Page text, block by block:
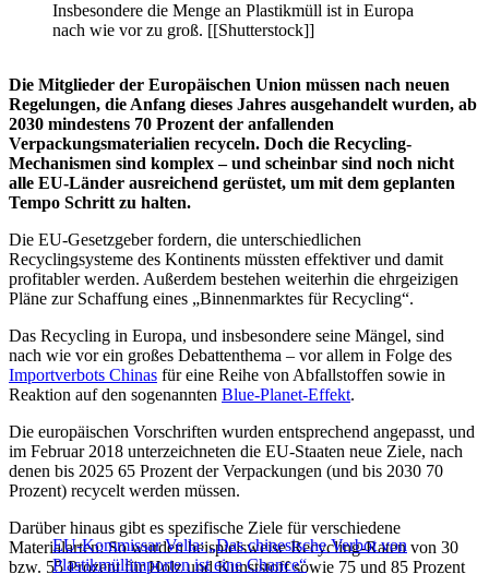
Insbesondere die Menge an Plastikmüll ist in Europa
nach wie vor zu groß. [[Shutterstock]]
Die Mitglieder der Europäischen Union müssen nach neuen
Regelungen, die Anfang dieses Jahres ausgehandelt wurden, ab
2030 mindestens 70 Prozent der anfallenden
Verpackungsmaterialien recyceln. Doch die Recycling-
Mechanismen sind komplex – und scheinbar sind noch nicht
alle EU-Länder ausreichend gerüstet, um mit dem geplanten
Tempo Schritt zu halten.
Die EU-Gesetzgeber fordern, die unterschiedlichen
Recyclingsysteme des Kontinents müssten effektiver und damit
profitabler werden. Außerdem bestehen weiterhin die ehrgeizigen
Pläne zur Schaffung eines „Binnenmarktes für Recycling“.
Das Recycling in Europa, und insbesondere seine Mängel, sind
nach wie vor ein großes Debattenthema – vor allem in Folge des
Importverbots Chinas für eine Reihe von Abfallstoffen sowie in
Reaktion auf den sogenannten Blue-Planet-Effekt.
Die europäischen Vorschriften wurden entsprechend angepasst, und
im Februar 2018 unterzeichneten die EU-Staaten neue Ziele, nach
denen bis 2025 65 Prozent der Verpackungen (und bis 2030 70
Prozent) recycelt werden müssen.
EU-Kommissar Vella: „Das chinesische Verbot von
Plastikmüllimporten ist eine Chance“
Darüber hinaus gibt es spezifische Ziele für verschiedene
Materialarten: So wurden beispielsweise Recycling-Raten von 30
bzw. 55 Prozent für Holz und Kunststoff sowie 75 und 85 Prozent